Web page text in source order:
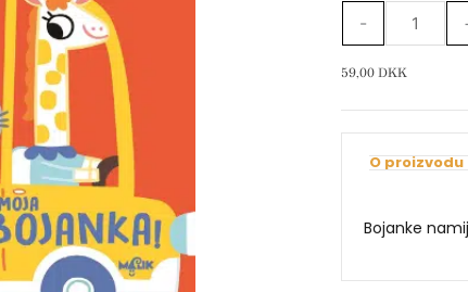
-
bojanka
–
59,00DKK
O proizvodu
Bojanke